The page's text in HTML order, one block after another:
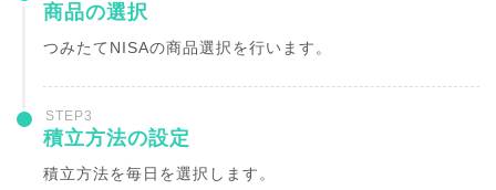
商品の選択
つみたてNISAの商品選択を行います。
STEP3
積立方法の設定
積立方法を毎日を選択します。